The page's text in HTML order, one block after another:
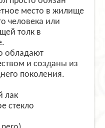
место в жилище
человека или
толк в
обладают
и созданы из
поколения.
лак
стекло